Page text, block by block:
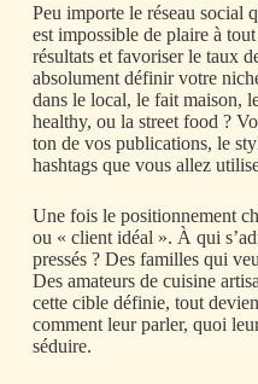
Peu importe le réseau social
est impossible de plaire à
résultats et favoriser le taux
absolument définir votre
dans le local, le fait maison,
healthy, ou la street food ?
ton de vos publications, le
hashtags que vous allez
Une fois le positionnement
ou « client idéal ». À qui
pressés ? Des familles qui
Des amateurs de cuisine
cette cible définie, tout
comment leur parler, quoi
séduire.